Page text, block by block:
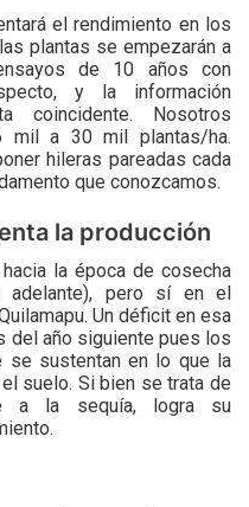
el rendimiento en los
plantas se empezarán a
de 10 años con
y la información
coincidente. Nosotros
mil a 30 mil plantas/ha.
hileras pareadas cada
que conozcamos.
la producción
la época de cosecha
adelante), pero sí en el
Un déficit en esa
del año siguiente pues los
se sustentan en lo que la
suelo. Si bien se trata de
a la sequía, logra su